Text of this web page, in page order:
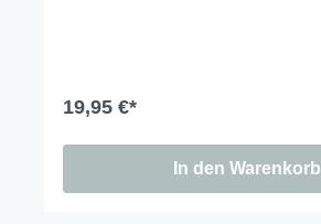
19,95 €*
In den Warenkorb